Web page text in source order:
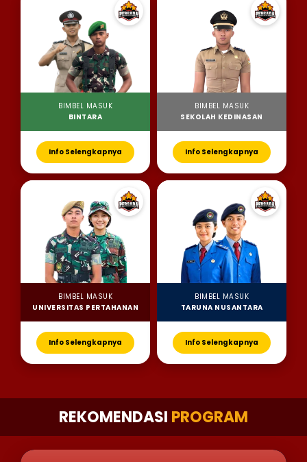
BIMBEL MASUK
BINTARA
Info Selengkapnya
BIMBEL MASUK
SEKOLAH KEDINASAN
Info Selengkapnya
BIMBEL MASUK
UNIVERSITAS PERTAHANAN
Info Selengkapnya
BIMBEL MASUK
TARUNA NUSANTARA
Info Selengkapnya
REKOMENDASI PROGRAM